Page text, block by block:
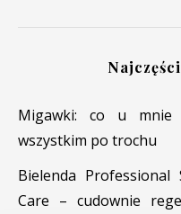
Migawki: co u mnie
wszystkim po trochu
Bielenda
Care – cudownie